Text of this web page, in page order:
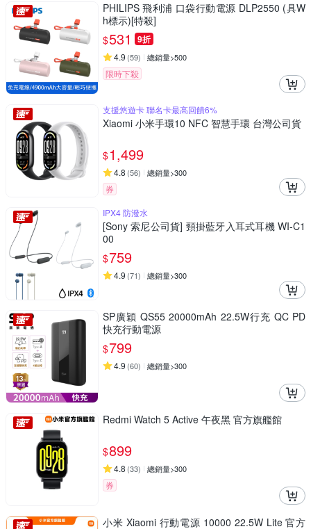
PHILIPS 飛利浦 口袋行動電源 DLP2550 (具W
h標示)[特殺]
$531 9折
4.9 (59) 總銷量>500
限時下殺
支援悠遊卡 聯名卡最高回饋6%
Xiaomi 小米手環10 NFC 智慧手環 台灣公司貨
$1,499
4.8 (56) 總銷量>300
券
IPX4 防潑水
[Sony 索尼公司貨] 頸掛藍牙入耳式耳機 WI-C1
00
$759
4.9 (71) 總銷量>300
SP廣穎 QS55 20000mAh 22.5W行充 QC PD
快充行動電源
$799
4.9 (60) 總銷量>300
Redmi Watch 5 Active 午夜黑 官方旗艦館
$899
4.8 (33) 總銷量>300
券
小米 Xiaomi 行動電源 10000 22.5W Lite 官方